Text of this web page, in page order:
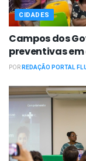
CIDADES
Campos dos
preventivas em
PORREDAÇÃO PORTAL